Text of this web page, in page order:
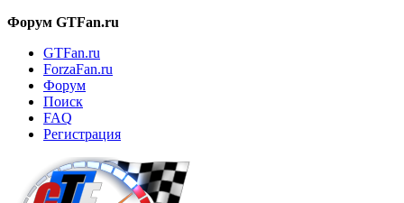
Форум GTFan.ru
GTFan.ru
ForzaFan.ru
Форум
Поиск
FAQ
Регистрация